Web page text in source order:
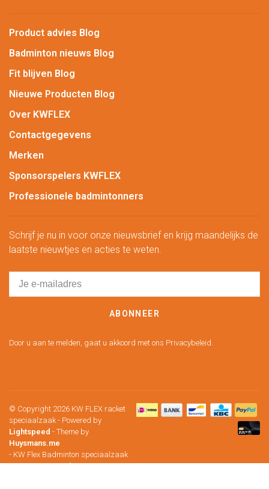
Product advies Blog
Badminton nieuws Blog
Fit blijven Blog
Nieuwe Producten Blog
Over KWFLEX
Contactgegevens
Merken
Sponsorspelers KWFLEX
Professionele badmintonners
Schrijf je nu in voor onze nieuwsbrief en krijg maandelijks de
laatste nieuwtjes en acties te weten.
ABONNEER
Door u aan te melden, gaat u akkoord met ons Privacybeleid.
© Copyright 2026 KW FLEX racket
speciaalzaak - Powered by
Lightspeed - Theme by
Huysmans.me
- KW Flex Badminton speciaalzaak
scores a5/5out of241